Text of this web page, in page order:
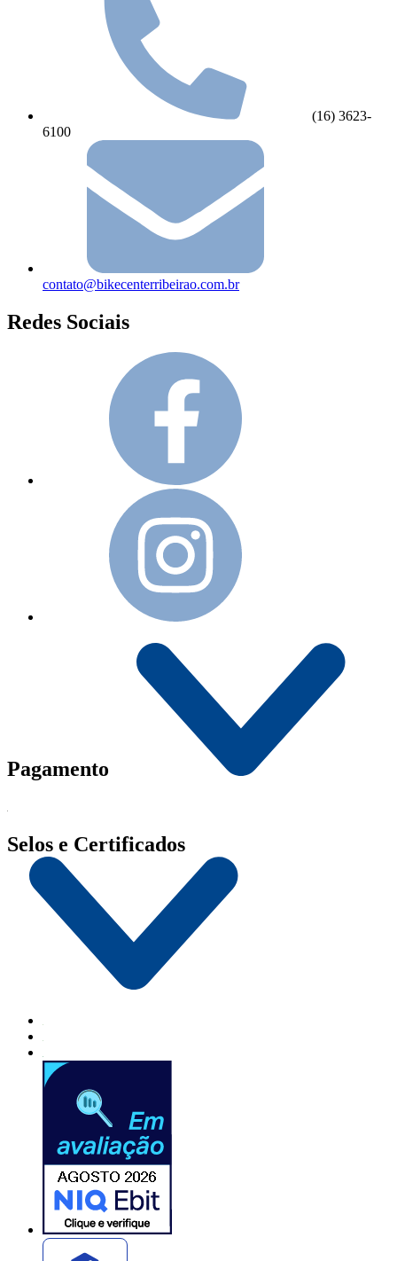
(16) 3623-
6100
contato@bikecenterribeirao.com.br
Redes Sociais
Pagamento
Selos e Certificados